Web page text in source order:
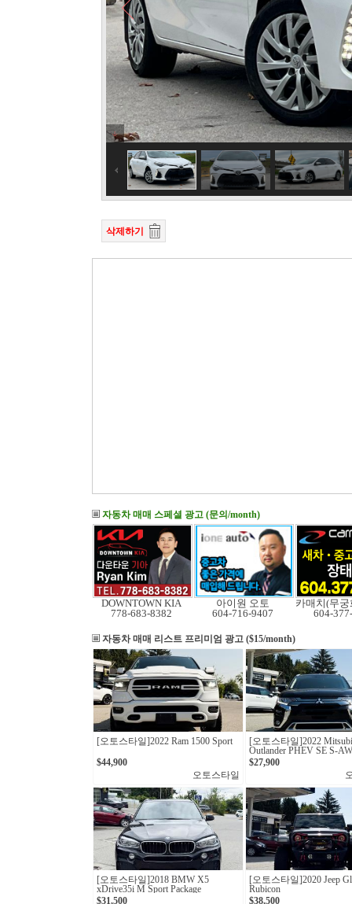
삭제하기
자동차 매매 스페셜 광고 (문의/month)
DOWNTOWN KIA
778-683-8382
아이원 오토
604-716-9407
604-
자동차 매매 리스트 프리미엄 광고 ($15/month)
[오토스타일]2022 Ram 1500 Sport
$44,900
오토스타일
[오토스타일]2022
Outlander PHEV SE S-
$27,900
[오토스타일] 2018 BMW X5
xDrive35i M Sport Package
$31,500
[오토스타일] 2020 Jeep
Rubicon
$38,500